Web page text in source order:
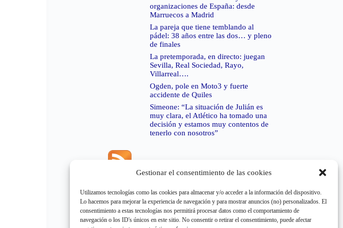
Gestionar el consentimiento de las cookies
Utilizamos tecnologías como las cookies para almacenar y/o acceder a la información del dispositivo.
Lo hacemos para mejorar la experiencia de navegación y para mostrar anuncios (no) personalizados. El
consentimiento a estas tecnologías nos permitirá procesar datos como el comportamiento de
navegación o los ID's únicos en este sitio. No consentir o retirar el consentimiento, puede afectar
organizaciones de España: desde
Marruecos a Madrid
La pareja que tiene temblando al
pádel: 38 años entre las dos… y pleno
de finales
La pretemporada, en directo: juegan
Sevilla, Real Sociedad, Rayo,
Villarreal….
Ogden, pole en Moto3 y fuerte
accidente de Quiles
Simeone: “La situación de Julián es
muy clara, el Atlético ha tomado una
decisión y estamos muy contentos de
tenerlo con nosotros”
Error de RSS:Retrieved unsupported status code